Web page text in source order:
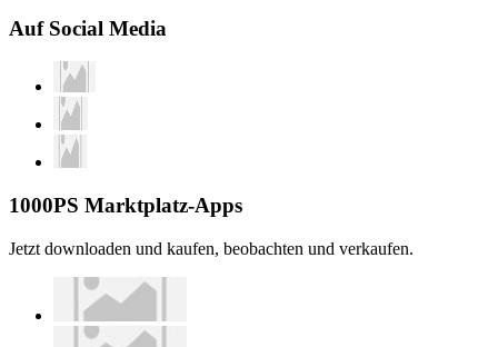
Auf Social Media
1000PS Marktplatz-Apps
Jetzt downloaden und kaufen, beobachten und verkaufen.